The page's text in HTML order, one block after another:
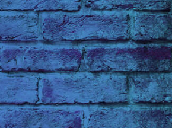
釣り船予約サイト「釣割」